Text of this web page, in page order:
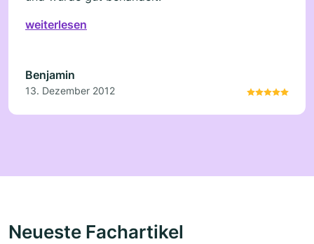
weiterlesen
Benjamin
13. Dezember 2012
Neueste Fachartikel